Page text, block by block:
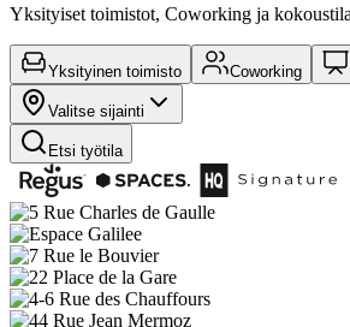
Yksityiset toimistot, Coworking ja
Yksityinen toimisto Coworking
Valitse sijainti
Etsi työtila